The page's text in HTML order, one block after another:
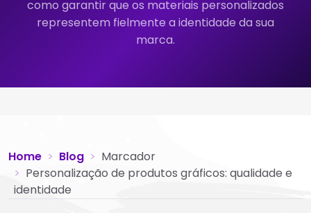
como garantir que os materiais personalizados
representem fielmente a identidade da sua
marca.
Home Blog
Marcador
Personalização de produtos gráficos: qualidade e
identidade